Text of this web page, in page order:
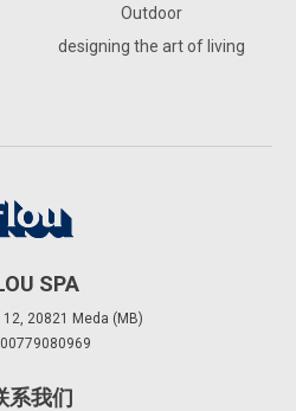
Outdoor
designing the art of living
SPA
20821 Meda (MB)
系我们